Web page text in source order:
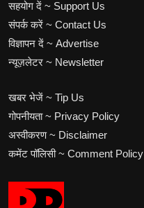
सहयोग दें ~ Support Us
संपर्क करें ~ Contact Us
विज्ञापन दें ~ Advertise
न्यूज़लेटर ~ Newsletter
खबर भेजें ~ Tip Us
गोपनीयता ~ Privacy Policy
अस्वीकरण ~ Disclaimer
कमेंट पॉलिसी ~ Comment Policy